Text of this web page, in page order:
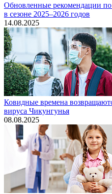
Обновленные рекомендации
в сезоне 2025–2026 годов
14.08.2025
Ковидные времена
вируса Чикунгунья
08.08.2025